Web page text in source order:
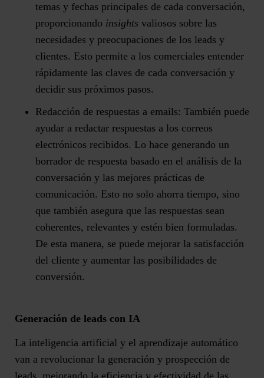
temas y fechas principales de cada conversación,
proporcionando insights valiosos sobre las
necesidades y preocupaciones de los leads y
clientes. Esto permite a los comerciales entender
rápidamente las claves de cada conversación y
decidir sus próximos pasos.
Redacción de respuestas a emails: También puede
ayudar a redactar respuestas a los correos
electrónicos recibidos. Lo hace generando un
borrador de respuesta basado en el análisis de la
conversación y las mejores prácticas de
comunicación. Esto no solo ahorra tiempo, sino
que también asegura que las respuestas sean
coherentes, relevantes y estén bien formuladas.
De esta manera, se puede mejorar la satisfacción
del cliente y aumentar las posibilidades de
conversión.
Generación de leads con IA
La inteligencia artificial y el aprendizaje automático
van a revolucionar la generación y prospección de
leads, mejorando la eficiencia y efectividad de las